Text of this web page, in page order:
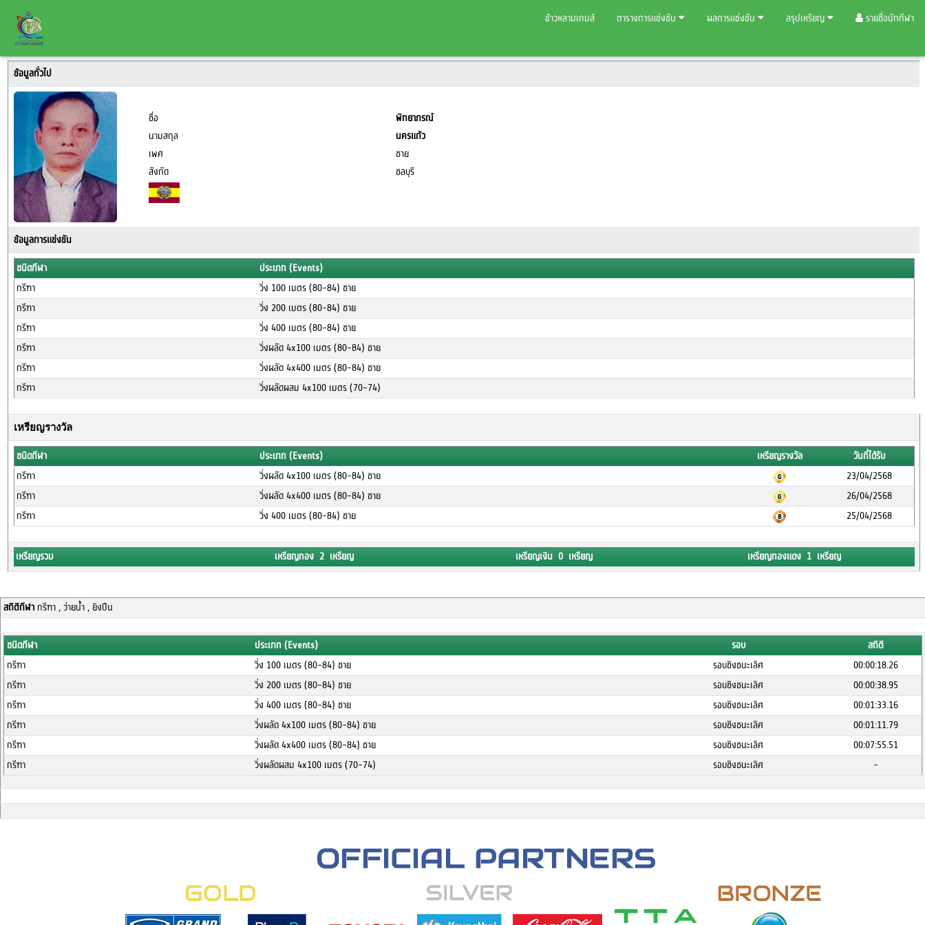
ข้าวหลามเกมส์ ตารางการแข่งขัน ผลการแข่งขัน สรุปเหรียญ รายชื่อนักกีฬา
ข้อมูลทั่วไป
ชื่อ
พิทยาภรณ์
นามสกุล
นครแก้ว
เพศ
ชาย
สังกัด
ชลบุรี
ข้อมูลการแข่งขัน
ชนิดกีฬา
ประเภท (Events)
กรีฑา
วิ่ง 100 เมตร (80-84) ชาย
กรีฑา
วิ่ง 200 เมตร (80-84) ชาย
กรีฑา
วิ่ง 400 เมตร (80-84) ชาย
กรีฑา
วิ่งผลัด 4x100 เมตร (80-84) ชาย
กรีฑา
วิ่งผลัด 4x400 เมตร (80-84) ชาย
กรีฑา
วิ่งผลัดผสม 4x100 เมตร (70-74)
เหรียญรางวัล
ชนิดกีฬา ประเภท (Events) เหรียญรางวัล
วันที่ได้รับ
กรีฑา
วิ่งผลัด 4x100 เมตร (80-84) ชาย
23/04/2568
กรีฑา
วิ่งผลัด 4x400 เมตร (80-84) ชาย
26/04/2568
กรีฑา
วิ่ง 400 เมตร (80-84) ชาย 25/04/2568
เหรียญรวม เหรียญทอง 2 เหรียญ เหรียญเงิน 0 เหรียญ เหรียญทองแดง 1 เหรียญ
สถิติกีฬากรีฑา , ว่ายน้ำ , ยิงปืน
ชนิดกีฬา ประเภท (Events) รอบ
สถิติ
กรีฑา
วิ่ง 100 เมตร (80-84) ชาย รอบชิงชนะเลิศ
00:00:18.26
กรีฑา
วิ่ง 200 เมตร (80-84) ชาย รอบชิงชนะเลิศ
00:00:38.95
กรีฑา
วิ่ง 400 เมตร (80-84) ชาย รอบชิงชนะเลิศ
00:01:33.16
กรีฑา
วิ่งผลัด 4x100 เมตร (80-84) ชาย รอบชิงชนะเลิศ
00:01:11.79
กรีฑา
วิ่งผลัด 4x400 เมตร (80-84) ชาย รอบชิงชนะเลิศ
00:07:55.51
กรีฑา
วิ่งผลัดผสม 4x100 เมตร (70-74) รอบชิงชนะเลิศ -